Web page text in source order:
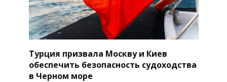
Турция призвала Москву и Киев
обеспечить безопасность судоходства
в Черном море